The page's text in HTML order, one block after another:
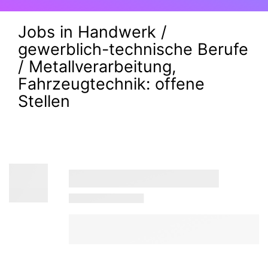
Jobs in Handwerk /
gewerblich-technische Berufe
/ Metallverarbeitung,
Fahrzeugtechnik: offene
Stellen